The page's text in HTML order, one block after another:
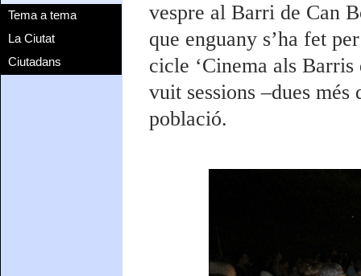
Tema a tema
La Ciutat
Ciutadans
vespre al Barri de Can
que enguany s’ha fet
cicle ‘Cinema als
vuit sessions –dues
població.